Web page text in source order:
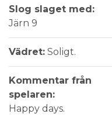
Slog slaget med:
Järn 9
Vädret: Soligt.
Kommentar från
spelaren:
Happy days.